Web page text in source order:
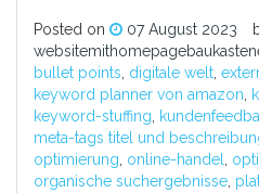
Posted on 07 August 2023
bullet points, digitale welt,
keyword planner von amazon,
keyword-stuffing,
meta-tags titel und
optimierung, online-handel,
organische suchergebnisse,